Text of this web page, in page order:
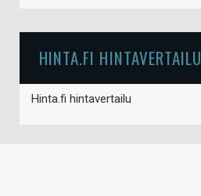
HINTA.FI HINTAVERTAILU
Hinta.fi hintavertailu